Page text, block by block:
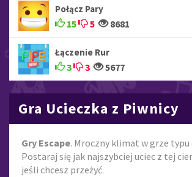
Połącz Pary
15 5 8681
Łączenie Rur
3 3 5677
Gra Ucieczka z Piwnicy
Gry Escape. Mroczny klimat w grze typu
Postaraj się jak najszybciej uciec z tej
jeśli chcesz przeżyć.